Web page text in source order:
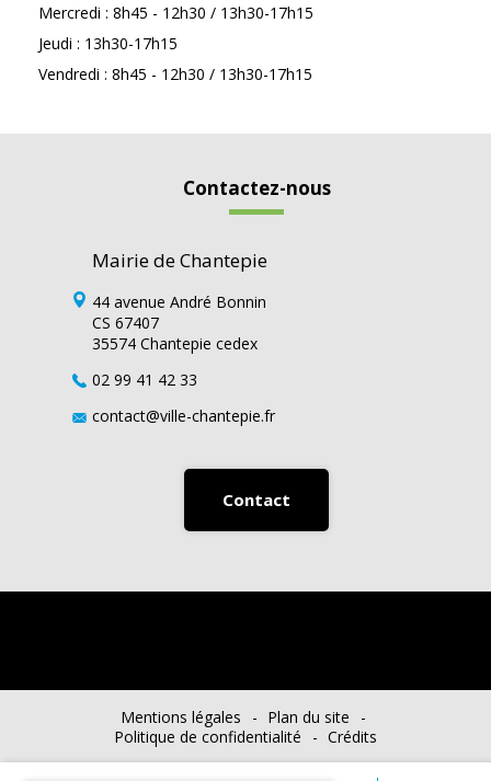
Mercredi : 8h45 - 12h30 / 13h30-17h15
Jeudi : 13h30-17h15
Vendredi : 8h45 - 12h30 / 13h30-17h15
Contactez-nous
Mairie de Chantepie
44 avenue André Bonnin
CS 67407
35574 Chantepie cedex
02 99 41 42 33
contact@ville-chantepie.fr
Contact
Mentions légales
Plan du site
Politique de confidentialité
Crédits